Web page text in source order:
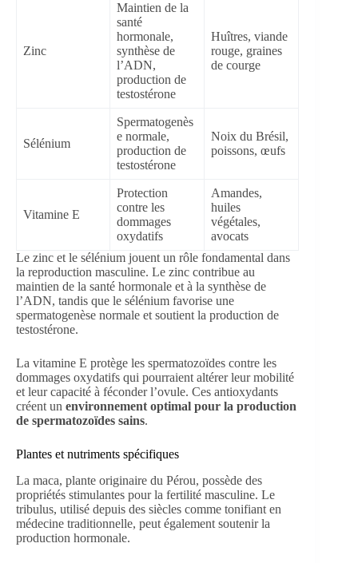
Zinc
Maintien de la
santé
hormonale,
synthèse de
l’ADN,
production de
testostérone
Huîtres, viande
rouge, graines
de courge
Sélénium
Spermatogenès
e normale,
production de
testostérone
Noix du Brésil,
poissons, œufs
Vitamine E
Protection
contre les
dommages
oxydatifs
Amandes,
huiles
végétales,
avocats
Le zinc et le sélénium jouent un rôle fondamental dans
la reproduction masculine. Le zinc contribue au
maintien de la santé hormonale et à la synthèse de
l’ADN, tandis que le sélénium favorise une
spermatogenèse normale et soutient la production de
testostérone.
La vitamine E protège les spermatozoïdes contre les
dommages oxydatifs qui pourraient altérer leur mobilité
et leur capacité à féconder l’ovule. Ces antioxydants
créent un environnement optimal pour la production
de spermatozoïdes sains.
Plantes et nutriments spécifiques
La maca, plante originaire du Pérou, possède des
propriétés stimulantes pour la fertilité masculine. Le
tribulus, utilisé depuis des siècles comme tonifiant en
médecine traditionnelle, peut également soutenir la
production hormonale.